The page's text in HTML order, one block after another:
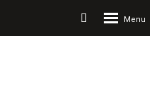
Vyhledávání
Rozbalení